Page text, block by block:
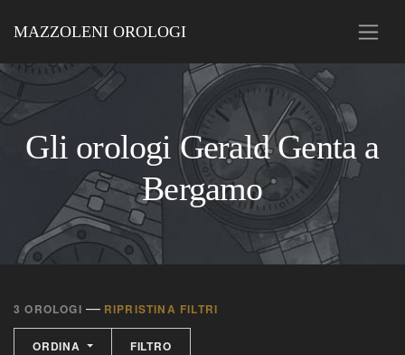
MAZZOLENI OROLOGI
Gli orologi Gerald Genta a
Bergamo
3 OROLOGI — RIPRISTINA FILTRI
ORDINA FILTRO